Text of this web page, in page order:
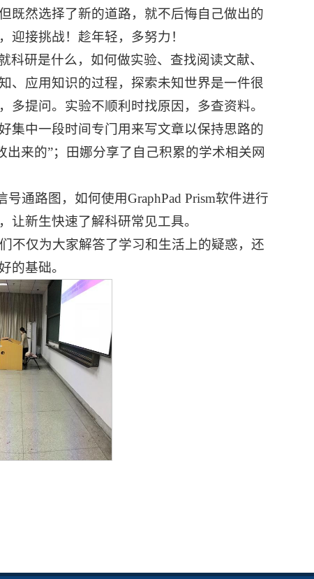
既然选择了新的道路，就不后悔自己做出的
迎接挑战！趁年轻，多努力！
研是什么，如何做实验、查找阅读文献、
、应用知识的过程，探索未知世界是一件很
提问。实验不顺利时找原因，多查资料。
集中一段时间专门用来写文章以保持思路的
来的”；田娜分享了自己积累的学术相关网
通路图，如何使用GraphPad Prism软件进行
让新生快速了解科研常见工具。
不仅为大家解答了学习和生活上的疑惑，还
的基础。